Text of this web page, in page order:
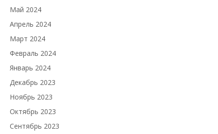
Май 2024
Апрель 2024
Март 2024
Февраль 2024
Январь 2024
Декабрь 2023
Ноябрь 2023
Октябрь 2023
Сентябрь 2023